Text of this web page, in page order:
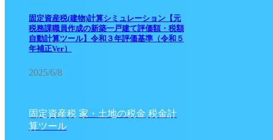
固定資産税(建物)計算シミュレーション【元
税務課職員作成の新築一戸建て評価額・税額
自動計算ツール】令和３年評価基準（令和５
年補正Ver）
2025/6/8
固定資産税 家・土地の税金 税金計
算ツール